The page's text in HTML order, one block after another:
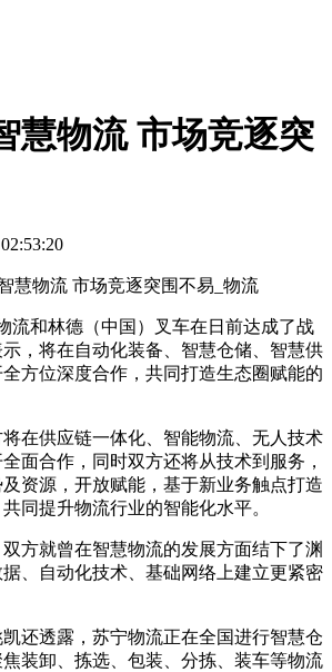
慧物流 市场竞逐突
流和林德（中国）叉车在日前达成了战
，将在自动化装备、智慧仓储、智慧供
方位深度合作，共同打造生态圈赋能的
在供应链一体化、智能物流、无人技术
面合作，同时双方还将从技术到服务，
资源，开放赋能，基于新业务触点打造
同提升物流行业的智能化水平。
方就曾在智慧物流的发展方面结下了渊
据 、自动化技术、基础网络上建立更紧密
还透露，苏宁物流正在全国进行智慧仓
装卸、拣选、包装、分拣、装车等物流